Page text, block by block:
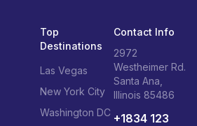
Top
Destinations
Las Vegas
New York City
Washington DC
Contact Info
2972
Westheimer Rd.
Santa Ana,
Illinois 85486
+1834 123